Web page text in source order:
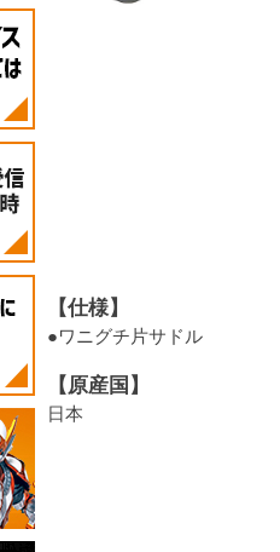
【仕様】
●ワニグチ片サドル
【原産国】
日本